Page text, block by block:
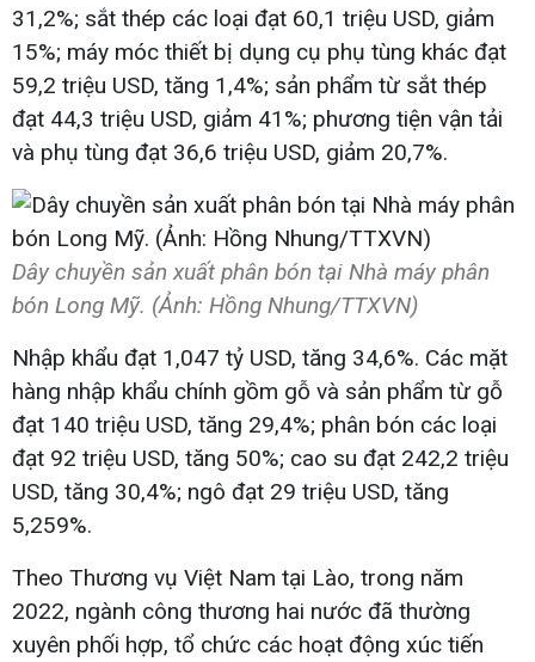
31,2%; sắt thép các loại đạt 60,1 triệu USD, giảm
15%; máy móc thiết bị dụng cụ phụ tùng khác đạt
59,2 triệu USD, tăng 1,4%; sản phẩm từ sắt thép
đạt 44,3 triệu USD, giảm 41%; phương tiện vận tải
và phụ tùng đạt 36,6 triệu USD, giảm 20,7%.
Dây chuyền sản xuất phân bón tại Nhà máy phân
bón Long Mỹ. (Ảnh: Hồng Nhung/TTXVN)
Nhập khẩu đạt 1,047 tỷ USD, tăng 34,6%. Các mặt
hàng nhập khẩu chính gồm gỗ và sản phẩm từ gỗ
đạt 140 triệu USD, tăng 29,4%; phân bón các loại
đạt 92 triệu USD, tăng 50%; cao su đạt 242,2 triệu
USD, tăng 30,4%; ngô đạt 29 triệu USD, tăng
5,259%.
Theo Thương vụ Việt Nam tại Lào, trong năm
2022, ngành công thương hai nước đã thường
xuyên phối hợp, tổ chức các hoạt động xúc tiến